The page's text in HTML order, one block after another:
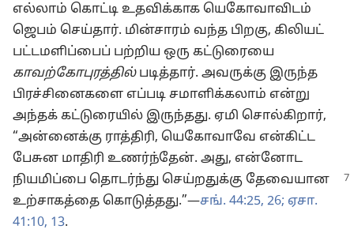
எல்லாம் கொட்டி உதவிக்காக யெகோவாவிடம்
ஜெபம் செய்தார். மின்சாரம் வந்த பிறகு, கிலியட்
பட்டமளிப்பைப் பற்றிய ஒரு கட்டுரையை
காவற்கோபுரத்தில் படித்தார். அவருக்கு இருந்த
பிரச்சினைகளை எப்படி சமாளிக்கலாம் என்று
அந்தக் கட்டுரையில் இருந்தது. ஏமி சொல்கிறார்,
“அன்னைக்கு ராத்திரி, யெகோவாவே என்கிட்ட
பேசுன மாதிரி உணர்ந்தேன். அது, என்னோட
நியமிப்பை தொடர்ந்து செய்றதுக்கு தேவையான
உற்சாகத்தை கொடுத்தது.”—சங். 44:25, 26; ஏசா.
41:10, 13.